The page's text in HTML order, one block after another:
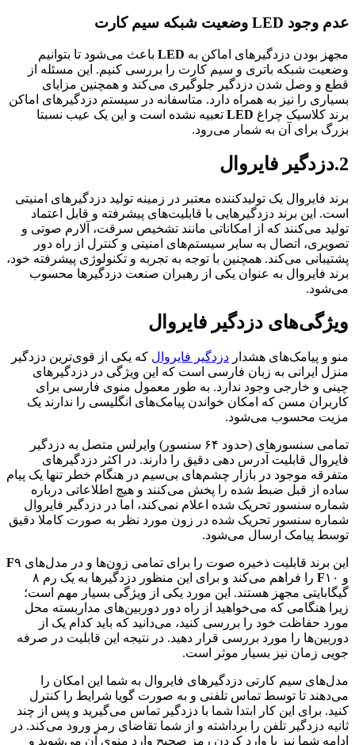
عدم وجود LED وضعیت شبکه سیم کارت
مجهز بودن دزدگیرهای اماکن به LED باعث می‌شود تا بتوانیم
وضعیت شبکه باتری و سیم کارت را بررسی کنیم. این مسئله از
قطع و وصل شدن دزدگیر جلوگیری می‌کند و همچنین مزایای
بسیاری را نیز به همراه دارد. متاسفانه در سیستم دزدگیرهای اماکن
برند کلاسیک چراغ LED تعبیه نشده است و این یک عیب نسبتا
بزرگ برای آن به شمار می‌رود.
2.دزدگیر فایروال
برند فایروال یک تولیدکننده معتبر در زمینه تولید دزدگیرهای امنیتی
است. این برند دزدگیرهایی با قابلیت‌های پیشرفته و قابل اعتماد
تولید می‌کنند که از امکاناتی مانند تشخیص سرقت، آلارم صوتی و
تصویری، اتصال به سایر سیستم‌های امنیتی و کنترل از راه دور
پشتیبانی می‌کند. همچنین با توجه به تجربه و تکنولوژی پیشرفته خود،
برند فایروال به عنوان یکی از رهبران صنعت دزدگیرها محسوب
می‌شود.
ویژگی‌های دزدگیر فایروال
منو و پیامک‌های هشدار دزدگیر فایروال که یکی از قوی‌ترین دزدگیر
منزل ایرانی به زبان فارسی است که این ویژگی در دزدگیرهای
چینی و خارجی وجود ندارد. به طور معمول منوی فارسی برای
کاربران مسن که امکان خواندن پیامک‌های انگلیسی را ندارند یک
مزیت محسوب می‌شود.
تمامی سنسورهای (حدود ۶۴ سنسور) وایرلس متصل به دزدگیر
فایروال قابلیت آدرس دهی دقیق را دارند. در اکثر دزدگیرهای
متفرقه موجود در بازار چشم‌های بی‌سیم در هنگام خطر تنها یک پیام
ساده از قبل ضبط شده را پخش می‌کنند و هیچ اطلاعاتی درباره
شماره سنسور تحریک شده اعلام نمی‌کند، اما در دزدگیر فایروال
شماره سنسور تحریک شده در زون مورد نظر به صورت کاملا دقیق
توسط پیامک ارسال می‌شود.
این برند قابلیت ذخیره صوت را برای تمامی زون‌ها و در مدل‌های F۹
و
F
۱۰ را فراهم می‌کند و برای این منظور دزدگیرها به یک رم ۸
گیگابایتی مجهز هستند. این مورد یکی از ویژگی بسیار مهم است؛
زیرا هنگامی که می‌خواهید از راه دور دوربین‌های مداربسته محل
مورد حفاظت خود را بررسی کنید، می‌دانید که باید کدام یک از
دوربین‌ها را مورد بررسی قرار دهید. در نتیجه این قابلیت در صرفه
جویی زمان نیز بسیار موثر است.
مدل‌های سیم کارتی دزدگیرهای فایروال به شما این امکان را
می‌دهند تا توسط تماس تلفنی و به صورت گویا شرایط را کنترل
کنید. برای این کار ابتدا شما با دزدگیر تماس می‌گیرید و پس از چند
ثانیه دزدگیر تلفن را برداشته و از شما تقاضای رمز ورود می‌کند. در
ادامه شما نیز با وارد کردن رمز صحیح وارد منوی آن می‌شوید و